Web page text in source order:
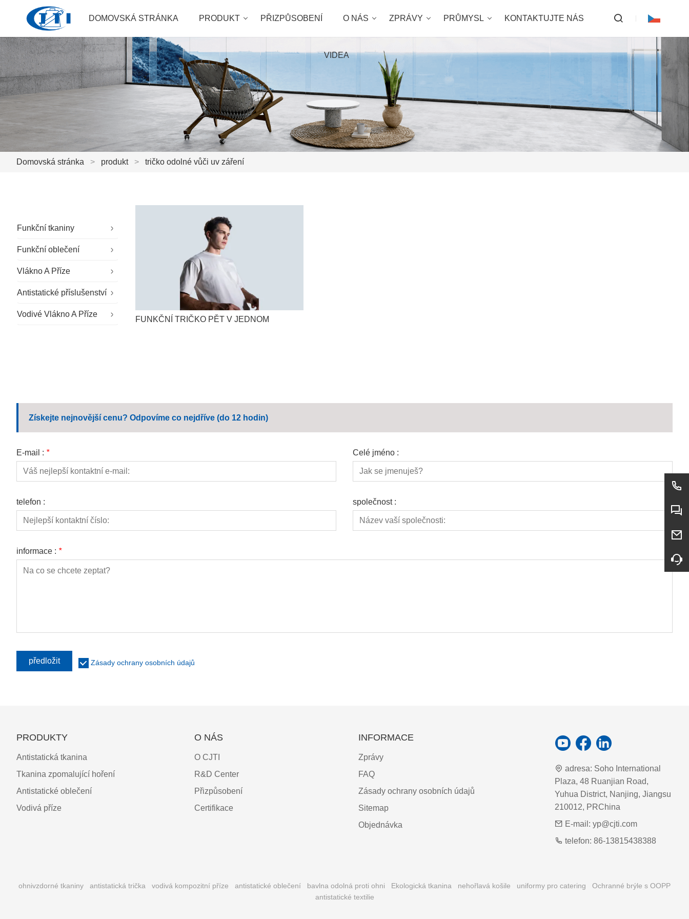
DOMOVSKÁ STRÁNKA PRODUKT PŘIZPŮSOBENÍ O NÁS ZPRÁVY PRŮMYSL KONTAKTUJTE NÁS
VIDEA
Domovská stránka > produkt > tričko odolné vůči uv záření
Funkční tkaniny
Speciální látky
Udržitelná tkanina
Venkovní látka
Funkční oblečení
Speciální pracovní oděvy
Oblečení pro čisté prostory
Všeobecné pracovní oděvy
Vlákno A Příze
Příze zpomalující hoření
Antistatické příslušenství
Antistatické rukavice
Vodivé Vlákno A Příze
FUNKČNÍ TRIČKO PĚT V JEDNOM
Získejte nejnovější cenu? Odpovíme co nejdříve (do 12 hodin)
E-mail : * Celé jméno :
telefon : společnost :
informace : *
předložit Zásady ochrany osobních údajů
PRODUKTY
Antistatická tkanina
Tkanina zpomalující hoření
Antistatické oblečení
Vodivá příze
O NÁS
O CJTI
R&D Center
Přizpůsobení
Certifikace
INFORMACE
Zprávy
FAQ
Zásady ochrany osobních údajů
Sitemap
Objednávka
adresa: Soho International
Plaza, 48 Ruanjian Road,
Yuhua District, Nanjing, Jiangsu
210012, PRChina
E-mail: yp@cjti.com
telefon: 86-13815438388
ohnivzdorné tkaniny antistatická trička vodivá kompozitní příze antistatické oblečení bavlna odolná proti ohni Ekologická tkanina nehořlavá košile uniformy pro catering
Ochranné brýle s OOPP
antistatické textilie